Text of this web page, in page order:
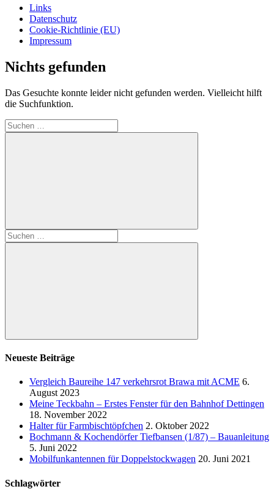
Links
Datenschutz
Cookie-Richtlinie (EU)
Impressum
Nichts gefunden
Das Gesuchte konnte leider nicht gefunden werden. Vielleicht hilft
die Suchfunktion.
Suchen
nach:
Suchen
Suchen
nach:
Suchen
Neueste Beiträge
Vergleich Baureihe 147 verkehrsrot Brawa mit ACME 6.
August 2023
Meine Teckbahn – Erstes Fenster für den Bahnhof Dettingen
18. November 2022
Halter für Farmbischtöpfchen 2. Oktober 2022
Bochmann & Kochendörfer Tiefbansen (1/87) – Bauanleitung
5. Juni 2022
Mobilfunkantennen für Doppelstockwagen 20. Juni 2021
Schlagwörter